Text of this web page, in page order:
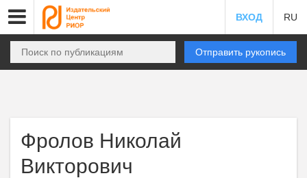
ВХОД RU
Отправить рукопись
Фролов Николай
Викторович